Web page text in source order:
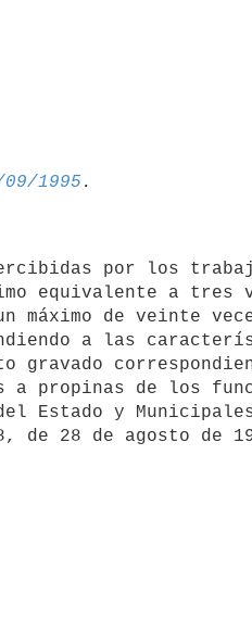
1995
equivalente a
máximo de veinte
a las
gravado
Estado y